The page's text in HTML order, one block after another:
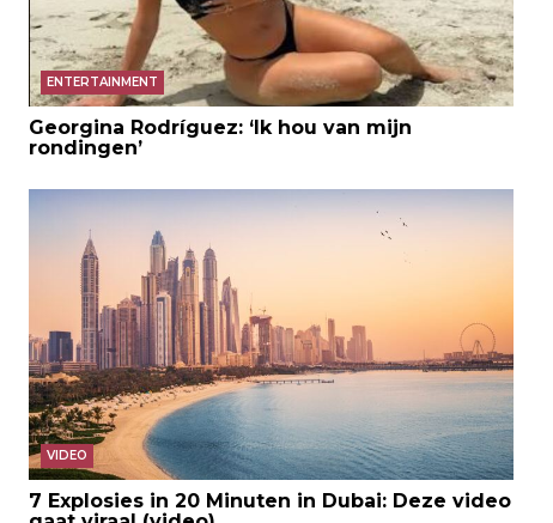
ENTERTAINMENT
Georgina Rodríguez: ‘Ik hou van mijn
rondingen’
VIDEO
7 Explosies in 20 Minuten in Dubai: Deze video